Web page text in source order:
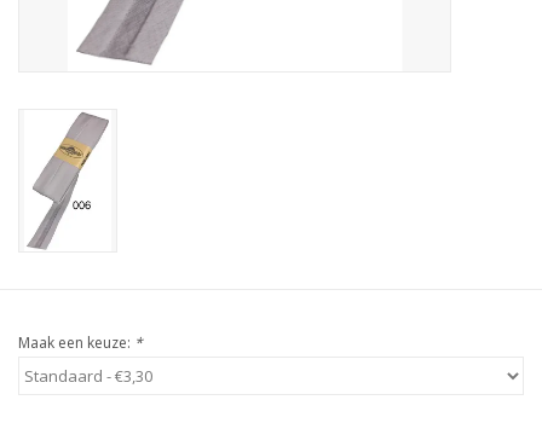
Maak een keuze: *